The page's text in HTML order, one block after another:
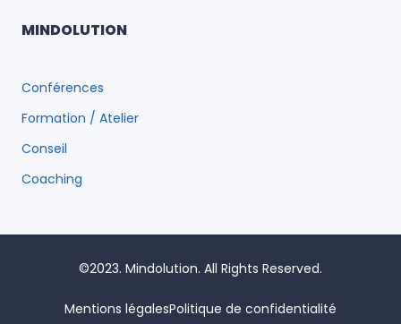
MINDOLUTION
Conférences
Formation / Atelier
Conseil
Coaching
©2023. Mindolution. All Rights Reserved.
Mentions légalesPolitique de confidentialité